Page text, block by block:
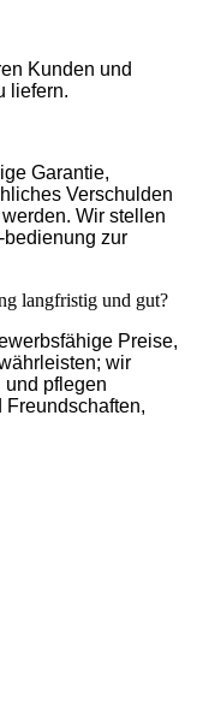
Kunden und
liefern.
Garantie,
Verschulden
Wir stellen
zur
langfristig und gut?
Preise,
wir
und pflegen